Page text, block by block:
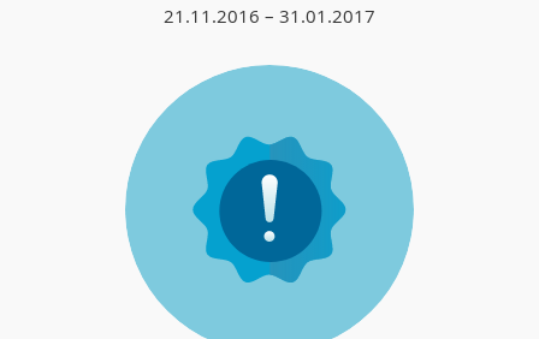
21.11.2016 – 31.01.2017